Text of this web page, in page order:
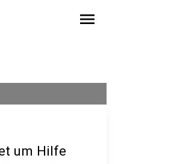
menu
um Hilfe